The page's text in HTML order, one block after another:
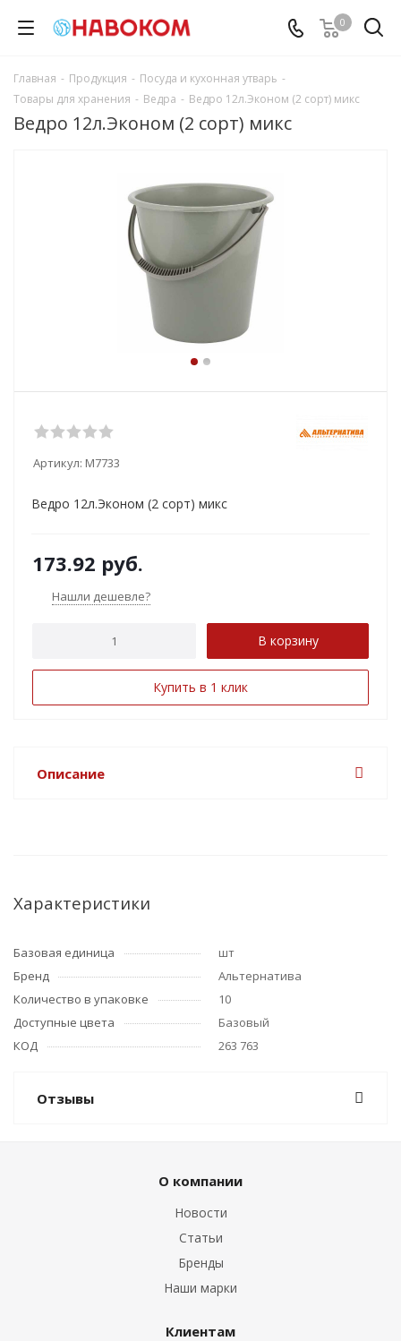
0
Главная - Продукция - Посуда и кухонная утварь -
Товары для хранения - Ведра - Ведро 12л.Эконом (2 сорт) микс
Ведро 12л.Эконом (2 сорт) микс
Артикул: М7733
Ведро 12л.Эконом (2 сорт) микс
173.92 руб.
Нашли дешевле?
В корзину
Купить в 1 клик
Описание
Характеристики
Базовая единица
шт
Бренд
Альтернатива
Количество в упаковке
10
Доступные цвета
Базовый
КОД
263 763
Отзывы
О компании
Новости
Статьи
Бренды
Наши марки
Клиентам